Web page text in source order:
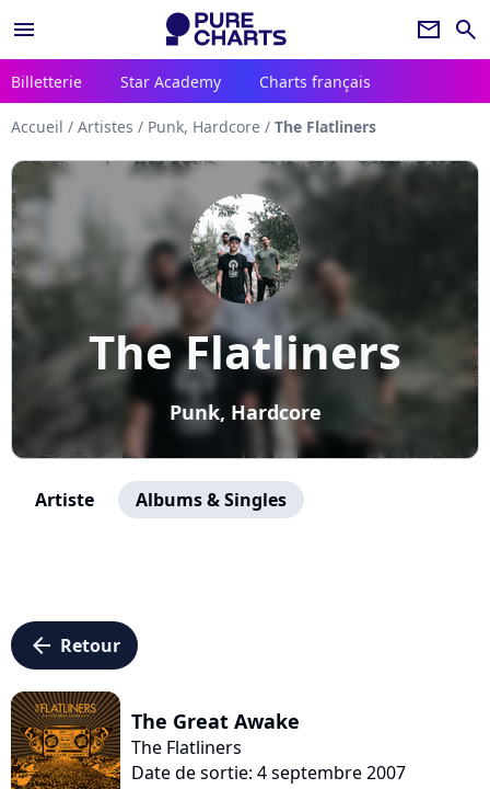
menu newsletter search
Billetterie Star Academy Charts français
Accueil / Artistes / Punk, Hardcore / The Flatliners
The Flatliners
Punk, Hardcore
Artiste Albums & Singles
arrow_left Retour
The Great Awake
The Flatliners
Date de sortie: 4 septembre 2007